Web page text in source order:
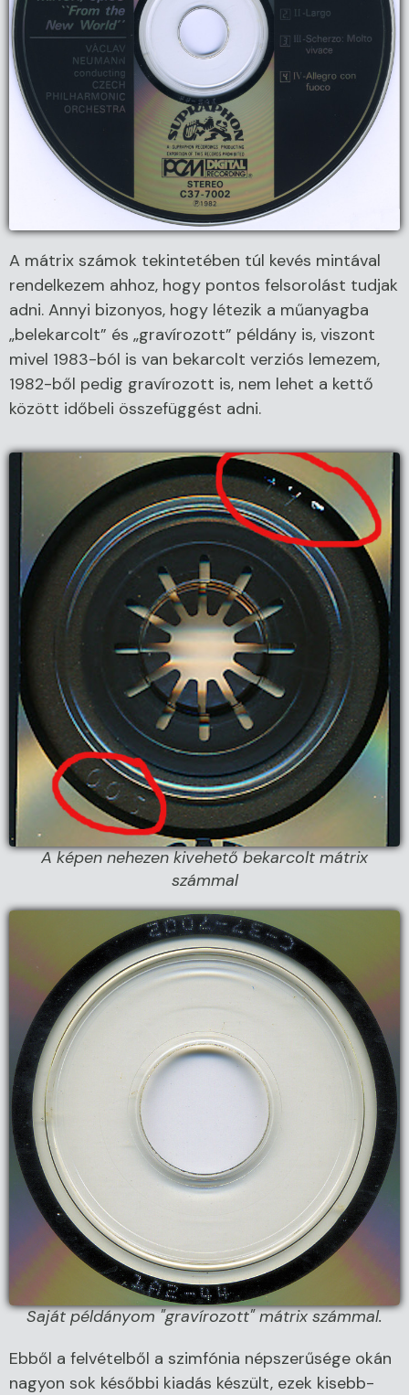
A mátrix számok tekintetében túl kevés mintával
rendelkezem ahhoz, hogy pontos felsorolást tudjak
adni. Annyi bizonyos, hogy létezik a műanyagba
„belekarcolt” és „gravírozott” példány is, viszont
mivel 1983-ból is van bekarcolt verziós lemezem,
1982-ből pedig gravírozott is, nem lehet a kettő
között időbeli összefüggést adni.
A képen nehezen kivehető bekarcolt mátrix
számmal
Saját példányom "gravírozott" mátrix számmal.
Ebből a felvételből a szimfónia népszerűsége okán
nagyon sok későbbi kiadás készült, ezek kisebb-